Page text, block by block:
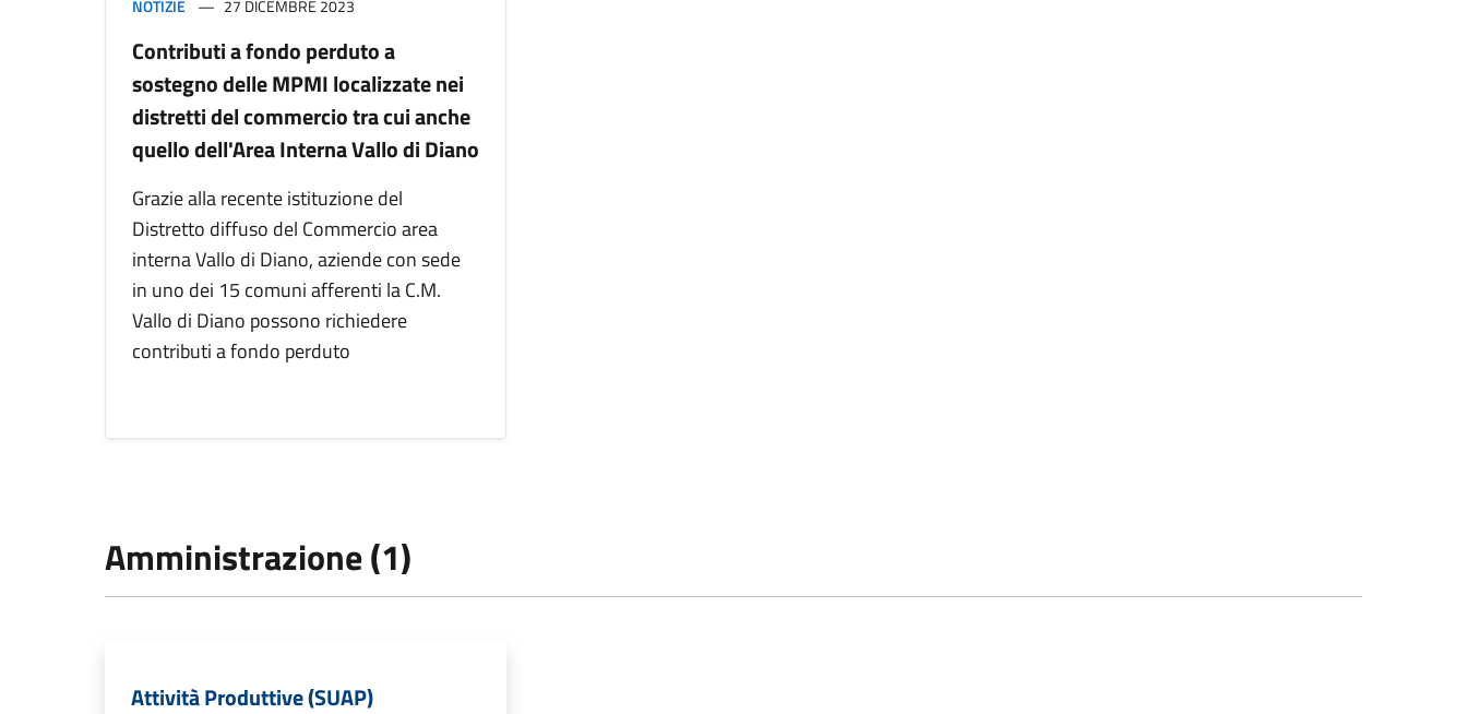
NOTIZIE 27 DICEMBRE 2023
Contributi a fondo perduto a
sostegno delle MPMI localizzate nei
distretti del commercio tra cui anche
quello dell'Area Interna Vallo di Diano
Grazie alla recente istituzione del
Distretto diffuso del Commercio area
interna Vallo di Diano, aziende con sede
in uno dei 15 comuni afferenti la C.M.
Vallo di Diano possono richiedere
contributi a fondo perduto
Amministrazione (1)
Attività Produttive (SUAP)